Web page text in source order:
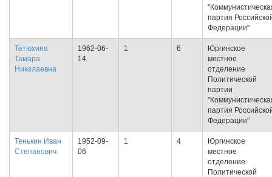
партия
Федерации"
Тетюхина
Тамара
Николаевна
1962-06-
14
1 6
Юргинское
местное
отделение
Политической
партии
партия
Федерации"
Тенькин Иван
Степанович
1952-09-
06
1 4
Юргинское
местное
отделение
Политической